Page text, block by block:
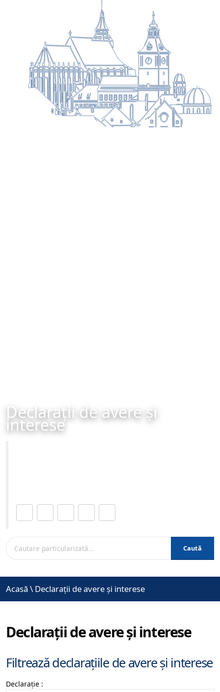
Declarații de avere și
interese
Caută
Acasă \ Declarații de avere și interese
Declarații de avere și interese
Filtrează declarațiile de avere și interese
Declarație :